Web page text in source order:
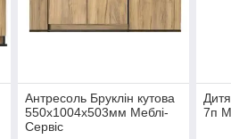
Антресоль Бруклін кутова
550х1004х503мм Меблі-
Сервіс
7п